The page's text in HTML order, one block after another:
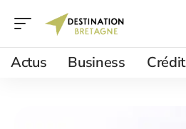
Actus Business Crédit